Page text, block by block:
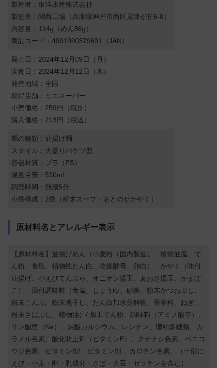
製造者：東洋水産株式会社
製造所：関西工場（兵庫県神戸市西区見津が丘6-8）
内容量：114g（めん86g）
商品コード：4901990379601（JAN）
発売日：2024年12月09日（月）
実食日：2024年12月12日（木）
発売地域：全国
取得店舗：ミニスーパー
小売価格：259円（税別）
購入価格：213円（税込）
麺の種類：油揚げ麺
スタイル：大盛りバケツ型
容器材質：プラ（PS）
湯量目安：530ml
調理時間：熱湯5分
小袋構成：2袋（粉末スープ・あとのせかやく）
原材料名とアレルギー表示
【原材料名】油揚げめん（小麦粉（国内製造）、植物油脂、で
ん粉、食塩、植物性たん白、乾燥酵母、卵白）、かやく（味付
油揚げ、小えびてんぷら、オニオン揚玉、あおさ揚玉、かまぼ
こ）、添付調味料（食塩、しょうゆ、砂糖、粉末かつおぶし、
粉末こんぶ、粉末煮干し、たん白加水分解物、香辛料、ねぎ、
粉末さばぶし、植物油）/ 加工でん粉、調味料（アミノ酸等）、
リン酸塩（Na）、炭酸カルシウム、レシチン、増粘多糖類、カ
ラメル色素、酸化防止剤（ビタミンE）、クチナシ色素、ベニコ
ウジ色素、ビタミンB2、ビタミンB1、カロチン色素、（一部に
えび・小麦・卵・乳成分・さば・大豆・ゼラチンを含む）